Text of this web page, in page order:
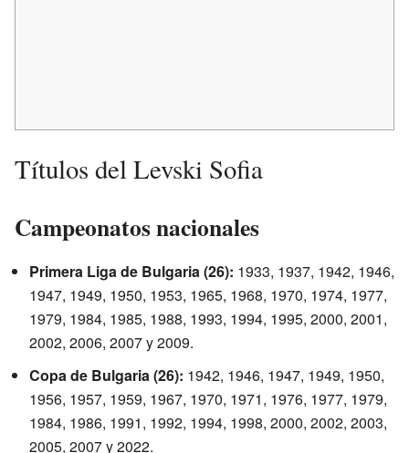
Títulos del Levski Sofia
Campeonatos nacionales
Primera Liga de Bulgaria (26): 1933, 1937, 1942, 1946,
1947, 1949, 1950, 1953, 1965, 1968, 1970, 1974, 1977,
1979, 1984, 1985, 1988, 1993, 1994, 1995, 2000, 2001,
2002, 2006, 2007 y 2009.
Copa de Bulgaria (26): 1942, 1946, 1947, 1949, 1950,
1956, 1957, 1959, 1967, 1970, 1971, 1976, 1977, 1979,
1984, 1986, 1991, 1992, 1994, 1998, 2000, 2002, 2003,
2005, 2007 y 2022.